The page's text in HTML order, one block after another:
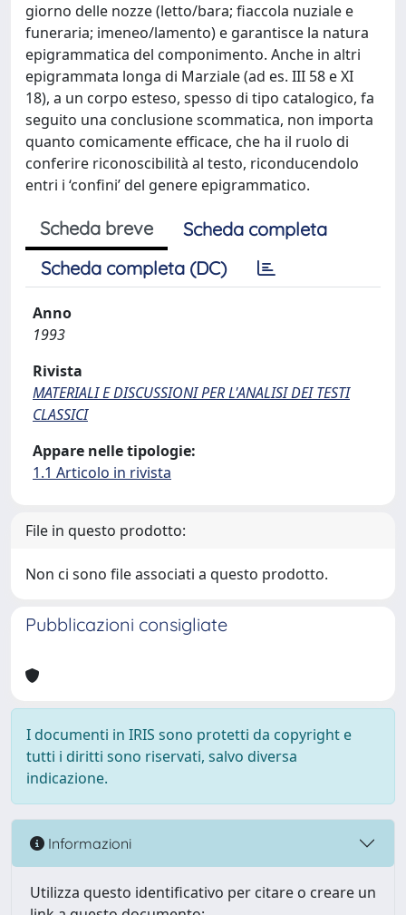
giorno delle nozze (letto/bara; fiaccola nuziale e
funeraria; imeneo/lamento) e garantisce la natura
epigrammatica del componimento. Anche in altri
epigrammata longa di Marziale (ad es. III 58 e XI
18), a un corpo esteso, spesso di tipo catalogico, fa
seguito una conclusione scommatica, non importa
quanto comicamente efficace, che ha il ruolo di
conferire riconoscibilità al testo, riconducendolo
entri i ‘confini’ del genere epigrammatico.
Scheda breve
Scheda completa
Scheda completa (DC)
Anno
1993
Rivista
MATERIALI E DISCUSSIONI PER L'ANALISI DEI TESTI
CLASSICI
Appare nelle tipologie:
1.1 Articolo in rivista
File in questo prodotto:
Non ci sono file associati a questo prodotto.
Pubblicazioni consigliate
I documenti in IRIS sono protetti da copyright e
tutti i diritti sono riservati, salvo diversa
indicazione.
Informazioni
Utilizza questo identificativo per citare o creare un